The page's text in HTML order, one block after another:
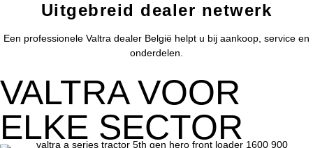
Uitgebreid dealer netwerk
Een professionele Valtra dealer België helpt u bij aankoop, service en
onderdelen.
VALTRA VOOR
ELKE SECTOR